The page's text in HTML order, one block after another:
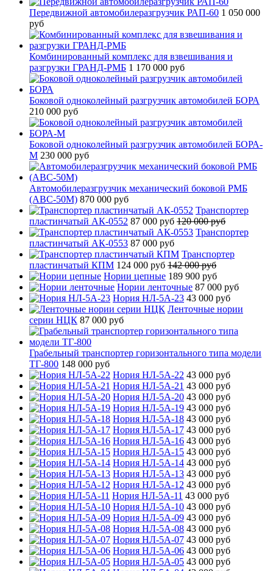
Передвижной автомобилеразгрузчик РАП-60 1 050 000
руб
Комбинированный комплекс для взвешивания и
разгрузки ГРАНД-РМБ 1 170 000 руб
Боковой одноколейный разгрузчик автомобилей БОРА
210 000 руб
Боковой одноколейный разгрузчик автомобилей БОРА-
М 230 000 руб
Автомобилеразгрузчик механический боковой РМБ
(АВС-50М) 870 000 руб
Транспортер
пластинчатый АК-0552 87 000 руб 120 000 руб
Транспортер
пластинчатый АК-0553 87 000 руб
Транспортер
пластинчатый КПМ 124 000 руб 142 000 руб
Нории цепные 189 900 руб
Нории ленточные 87 000 руб
Нория НЛ-5А-23 43 000 руб
Ленточные нории
серии НЦК 87 000 руб
Грабельный транспортер горизонтального типа модели
ТГ-800 148 000 руб
Нория НЛ-5А-22 43 000 руб
Нория НЛ-5А-21 43 000 руб
Нория НЛ-5А-20 43 000 руб
Нория НЛ-5А-19 43 000 руб
Нория НЛ-5А-18 43 000 руб
Нория НЛ-5А-17 43 000 руб
Нория НЛ-5А-16 43 000 руб
Нория НЛ-5А-15 43 000 руб
Нория НЛ-5А-14 43 000 руб
Нория НЛ-5А-13 43 000 руб
Нория НЛ-5А-12 43 000 руб
Нория НЛ-5А-11 43 000 руб
Нория НЛ-5А-10 43 000 руб
Нория НЛ-5А-09 43 000 руб
Нория НЛ-5А-08 43 000 руб
Нория НЛ-5А-07 43 000 руб
Нория НЛ-5А-06 43 000 руб
Нория НЛ-5А-05 43 000 руб